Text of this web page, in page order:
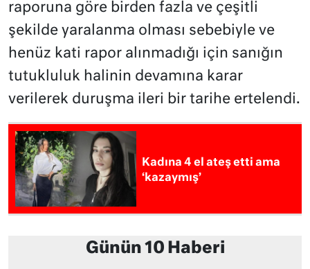
raporuna göre birden fazla ve çeşitli
şekilde yaralanma olması sebebiyle ve
henüz kati rapor alınmadığı için sanığın
tutukluluk halinin devamına karar
verilerek duruşma ileri bir tarihe ertelendi.
Kadına 4 el ateş etti ama
‘kazaymış’
Günün 10 Haberi